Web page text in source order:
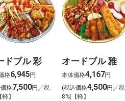
ドブル 彩
格6,945円
格7,500円／税
】
オードブル 雅
本体価格4,167円
(税込価格4,500円／税
8%)【軽】